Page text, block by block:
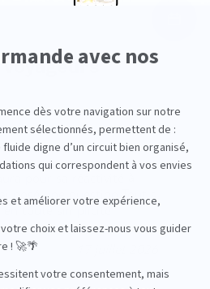
voyageurs
pour sa réactivité à
posé une question Tout s
en toute simplicité